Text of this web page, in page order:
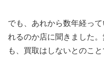
でも、あれから数年経っ
れるのか店に聞きました
も、買取はしないとのこと